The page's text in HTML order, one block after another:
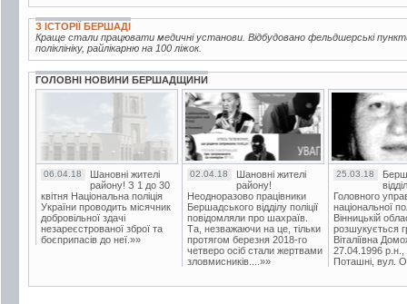
З ІСТОРІЇ БЕРШАДІ
Краще стали працювати медичні установи. Відбудовано фельдшерські
поліклініку, райлікарню на 100 ліжок.
ГОЛОВНІ НОВИНИ БЕРШАДЩИНИ
06.04.18
Шановні жителі
району! З 1 до 30
квітня Національна поліція
України проводить місячник
добровільної здачі
незареєстрованої зброї та
боєприпасів до неї.»»
02.04.18
Шановні жителі
району!
Неодноразово працівники
Бершадського відділу поліції
повідомляли про шахраїв.
Та, незважаючи на це, тільки
протягом березня 2018-го
четверо осіб стали жертвами
зловмисників....»»
25.03.18
Головного
національної
Вінницькій
розшукується
Віталіївна
27.04.1996 р.н.,
Поташні, вул.